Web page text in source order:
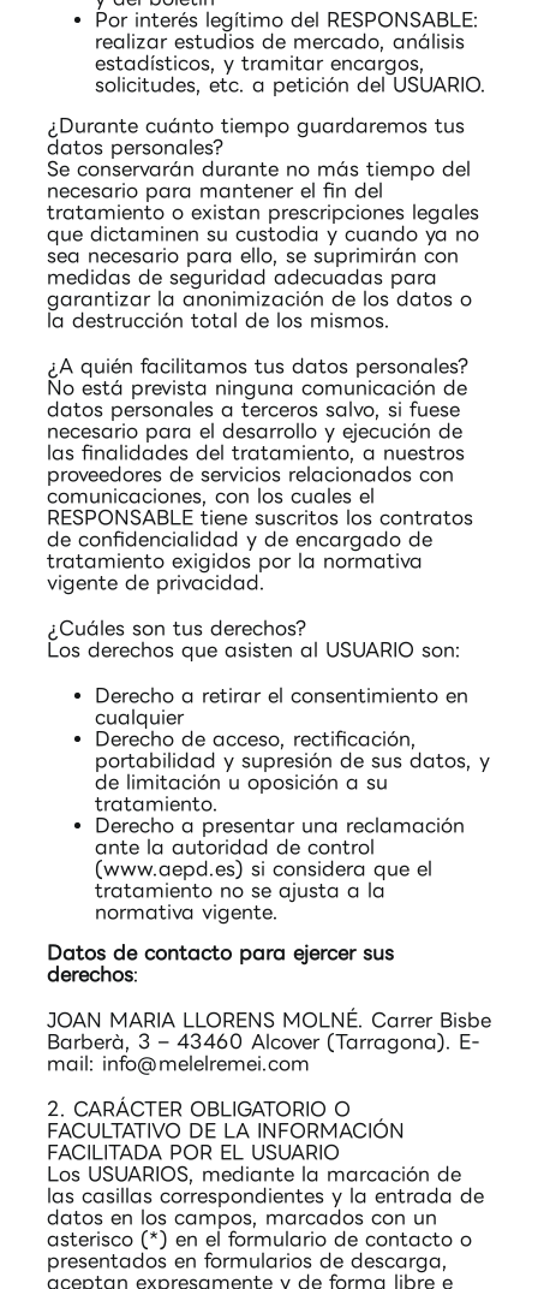
Por interés legítimo del RESPONSABLE:
realizar estudios de mercado, análisis
estadísticos, y tramitar encargos,
solicitudes, etc. a petición del USUARIO.
¿Durante cuánto tiempo guardaremos tus
datos personales?
Se conservarán durante no más tiempo del
necesario para mantener el fin del
tratamiento o existan prescripciones legales
que dictaminen su custodia y cuando ya no
sea necesario para ello, se suprimirán con
medidas de seguridad adecuadas para
garantizar la anonimización de los datos o
la destrucción total de los mismos.
¿A quién facilitamos tus datos personales?
No está prevista ninguna comunicación de
datos personales a terceros salvo, si fuese
necesario para el desarrollo y ejecución de
las finalidades del tratamiento, a nuestros
proveedores de servicios relacionados con
comunicaciones, con los cuales el
RESPONSABLE tiene suscritos los contratos
de confidencialidad y de encargado de
tratamiento exigidos por la normativa
vigente de privacidad.
¿Cuáles son tus derechos?
Los derechos que asisten al USUARIO son:
Derecho a retirar el consentimiento en
cualquier
Derecho de acceso, rectificación,
portabilidad y supresión de sus datos, y
de limitación u oposición a su
tratamiento.
Derecho a presentar una reclamación
ante la autoridad de control
(www.aepd.es) si considera que el
tratamiento no se ajusta a la
normativa vigente.
Datos de contacto para ejercer sus
derechos:
JOAN MARIA LLORENS MOLNÉ. Carrer Bisbe
Barberà, 3 – 43460 Alcover (Tarragona). E-
mail: info@melelremei.com
2. CARÁCTER OBLIGATORIO O
FACULTATIVO DE LA INFORMACIÓN
FACILITADA POR EL USUARIO
Los USUARIOS, mediante la marcación de
las casillas correspondientes y la entrada de
datos en los campos, marcados con un
asterisco (*) en el formulario de contacto o
presentados en formularios de descarga,
aceptan expresamente y de forma libre e